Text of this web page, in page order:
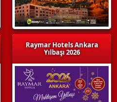
Raymar Hotels Ankara
Yılbaşı 2026